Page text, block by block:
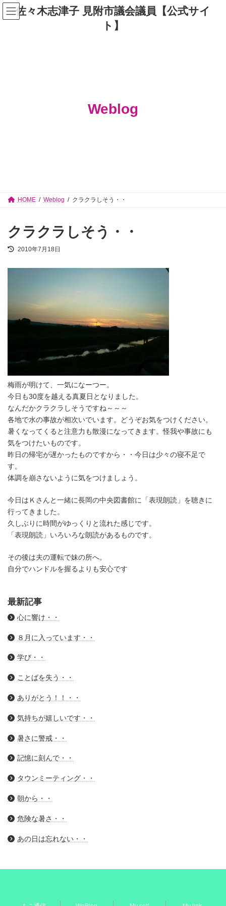
コ
ン
テ
ナ
ビ
ゲ
佐々木志津子 見附市議会議員【公式サイ
ト】
Weblog
HOME Weblog クラクラしそう・・
クラクラしそう・・
最
2010年7月18日
梅雨が明けて、一気になーつー。
今日も30度を越える真夏日となりました。
なんだかクラクラしそうですね～～～
各地で水の事故が相次いでいます。どうぞお気をつけください。
暑くなってくると注意力も散漫になってきます。怪我や事故にも
気をつけたいものです。
昨日の帰宅が遅かったものですから・・今日は少々の寝不足で
す。
体調を崩さないように気をつけましょう。
今日はＫさんと一緒に長岡の中央図書館に「表現朗読」を聴きに
行ってきました。
久しぶりに時間がゆっくりと流れた感じです。
「表現朗読」いろいろな朗読があるものです。
その後は夫の運転で妹の所へ。
自分でハンドルを握るよりも安心です
最新記事
心に響け・・
８月に入っています・・
学び・・
ことばを失う・・
ありがとう！！・・
気持ちが嬉しいです・・
暑さに警戒・・
記憶に刻んで・・
タウンミーティング・・
朝から・・
危険な暑さ・・
あの日は忘れない・・